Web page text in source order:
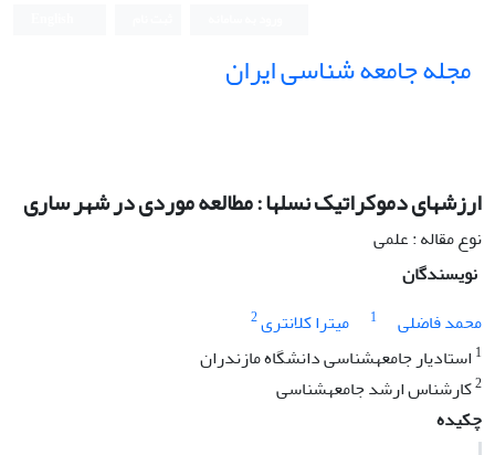
مجله جامعه شناسی ایران
ارزشهاى دموکراتیک نسلها : مطالعه موردى در شهر سارى
نوع مقاله : علمی
نویسندگان
محمد فاضلى
1 میترا کلانترى2
1 استادیار جامعهشناسى دانشگاه مازندران
2کارشناس ارشد جامعهشناسى
چکیده